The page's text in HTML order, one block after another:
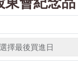
選擇最後買進日